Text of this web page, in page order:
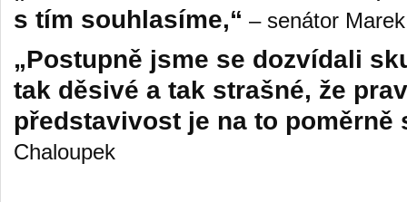
s tím souhlasíme,“ – senátor
„Postupně jsme se dozvídali
tak děsivé a tak strašné, že
představivost je na to poměrně
Chaloupek